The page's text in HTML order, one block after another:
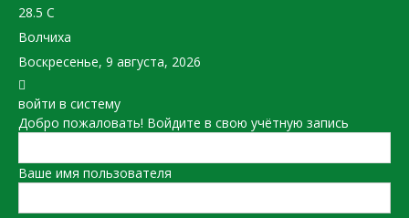
28.5 C
Волчиха
Воскресенье, 9 августа, 2026
войти в систему
Добро пожаловать! Войдите в свою учётную запись
Ваше имя пользователя